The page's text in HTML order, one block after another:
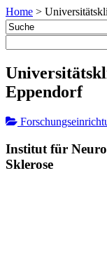
Home >
Eppendorf
Institut für
Sklerose